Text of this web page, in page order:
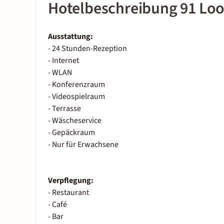
Hotelbeschreibung 91
Ausstattung:
- 24 Stunden-Rezeption
- Internet
- WLAN
- Konferenzraum
- Videospielraum
- Terrasse
- Wäscheservice
- Gepäckraum
- Nur für Erwachsene
Verpflegung:
- Restaurant
- Café
- Bar